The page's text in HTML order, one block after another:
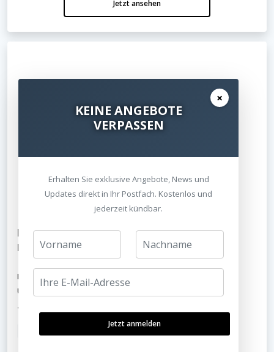
Jetzt ansehen
B-Ware: Sony UBP-X700K 4K Ultra HD Blu-ray
Player
Beste Bildqualität fürs HEIMKINO ► Dolby Vision ✔ Gutes
Upscaling ✔
197,00 €299,00 € UVP
×
KEINE ANGEBOTE
VERPASSEN
Erhalten Sie exklusive Angebote, News und
Updates direkt in Ihr Postfach. Kostenlos und
jederzeit kündbar.
Jetzt anmelden